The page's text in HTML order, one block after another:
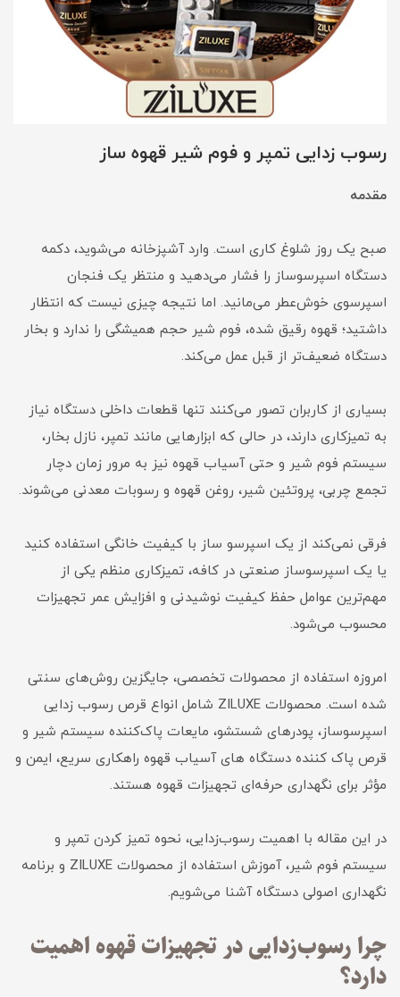
رسوب زدایی تمپر و فوم شیر قهوه ساز
مقدمه
صبح یک روز شلوغ کاری است. وارد آشپزخانه می‌شوید، دکمه
دستگاه اسپرسوساز را فشار می‌دهید و منتظر یک فنجان
اسپرسوی خوش‌عطر می‌مانید. اما نتیجه چیزی نیست که انتظار
داشتید؛ قهوه رقیق شده، فوم شیر حجم همیشگی را ندارد و بخار
دستگاه ضعیف‌تر از قبل عمل می‌کند.
بسیاری از کاربران تصور می‌کنند تنها قطعات داخلی دستگاه نیاز
به تمیزکاری دارند، در حالی که ابزارهایی مانند تمپر، نازل بخار،
سیستم فوم شیر و حتی آسیاب قهوه نیز به مرور زمان دچار
تجمع چربی، پروتئین شیر، روغن قهوه و رسوبات معدنی می‌شوند.
فرقی نمی‌کند از یک اسپرسو ساز با کیفیت خانگی استفاده کنید
یا یک اسپرسوساز صنعتی در کافه، تمیزکاری منظم یکی از
مهم‌ترین عوامل حفظ کیفیت نوشیدنی و افزایش عمر تجهیزات
محسوب می‌شود.
امروزه استفاده از محصولات تخصصی، جایگزین روش‌های سنتی
شده است. محصولات ZILUXE شامل انواع قرص رسوب زدایی
اسپرسوساز، پودرهای شستشو، مایعات پاک‌کننده سیستم شیر و
قرص پاک کننده دستگاه های آسیاب قهوه راهکاری سریع، ایمن و
مؤثر برای نگهداری حرفه‌ای تجهیزات قهوه هستند.
در این مقاله با اهمیت رسوب‌زدایی، نحوه تمیز کردن تمپر و
سیستم فوم شیر، آموزش استفاده از محصولات ZILUXE و برنامه
نگهداری اصولی دستگاه آشنا می‌شویم.
چرا رسوب‌زدایی در تجهیزات قهوه اهمیت
دارد؟